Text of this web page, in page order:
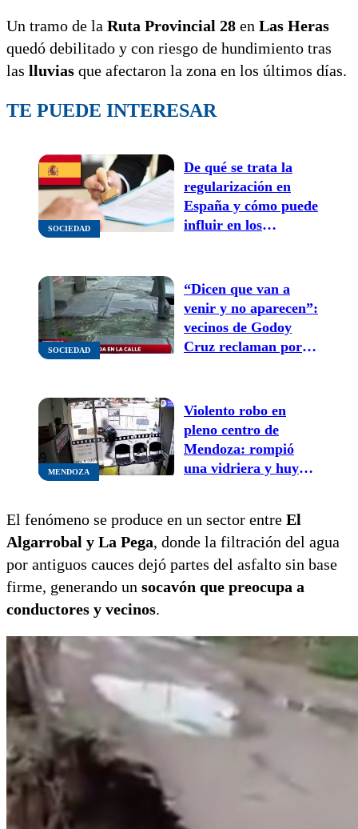
Un tramo de la Ruta Provincial 28 en Las Heras
quedó debilitado y con riesgo de hundimiento tras
las lluvias que afectaron la zona en los últimos días.
TE PUEDE INTERESAR
SOCIEDAD
De qué se trata la
regularización en
España y cómo puede
influir en los
SOCIEDAD
“Dicen que van a
venir y no aparecen”:
vecinos de Godoy
Cruz reclaman por
servicio
MENDOZA
Violento robo en
pleno centro de
Mendoza: rompió
una vidriera y huyó
El fenómeno se produce en un sector entre El
Algarrobal y La Pega, donde la filtración del agua
por antiguos cauces dejó partes del asfalto sin base
firme, generando un socavón que preocupa a
conductores y vecinos.